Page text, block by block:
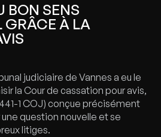
BON SENS
GRÂCE À LA
judiciaire de Vannes a eu le
la Cour de cassation pour avis,
1 COJ) conçue précisément
question nouvelle et se
litiges.